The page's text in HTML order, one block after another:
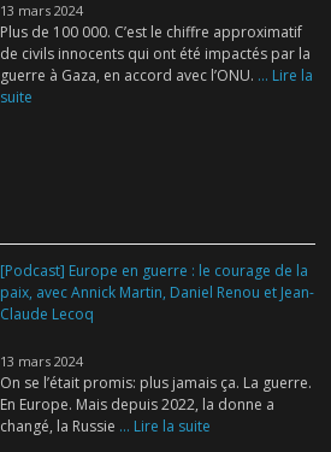
13 mars 2024
Plus de 100 000. C’est le chiffre approximatif
de civils innocents qui ont été impactés par la
guerre à Gaza, en accord avec l’ONU. ... Lire la
suite
[Podcast] Europe en guerre : le courage de la
paix, avec Annick Martin, Daniel Renou et Jean-
Claude Lecoq
13 mars 2024
On se l’était promis: plus jamais ça. La guerre.
En Europe. Mais depuis 2022, la donne a
changé, la Russie ... Lire la suite